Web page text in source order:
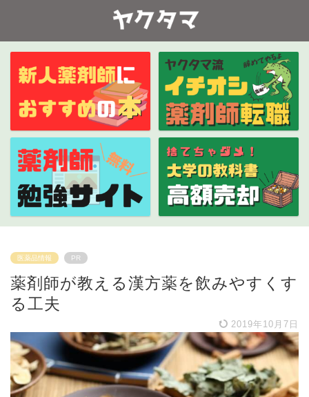
医薬品情報 PR
薬剤師が教える漢方薬を飲みやすくす
る工夫
2019年10月7日